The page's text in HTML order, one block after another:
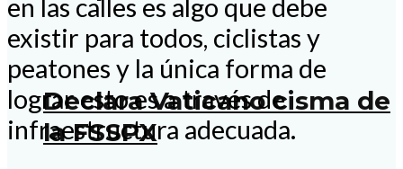
Declara Vaticano cisma de
la FSSPX
en las calles es algo que debe
existir para todos, ciclistas y
peatones y la única forma de
lograr esto es a través de
infraestructura adecuada.